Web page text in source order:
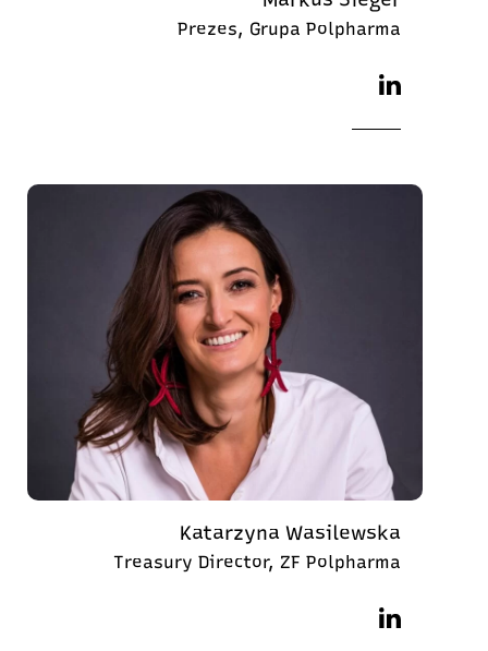
Prezes, Grupa Polpharma
Katarzyna Wasilewska
Treasury Director, ZF Polpharma